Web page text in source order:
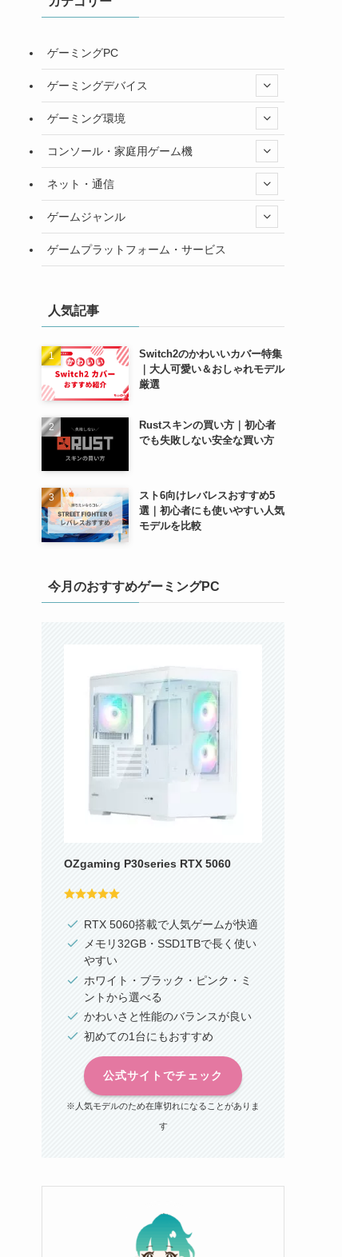
ゲーミングPC
ゲーミングデバイス
ゲーミング環境
コンソール・家庭用ゲーム機
ネット・通信
ゲームジャンル
ゲームプラットフォーム・サービス
人気記事
Switch2のかわいいカバー特集
｜大人可愛い＆おしゃれモデル
厳選
Rustスキンの買い方｜初心者
でも失敗しない安全な買い方
スト6向けレバレスおすすめ5
選｜初心者にも使いやすい人気
モデルを比較
今月のおすすめゲーミングPC
OZgaming P30series RTX 5060
RTX 5060搭載で人気ゲームが快適
メモリ32GB・SSD1TBで長く使い
やすい
ホワイト・ブラック・ピンク・ミ
ントから選べる
かわいさと性能のバランスが良い
初めての1台にもおすすめ
公式サイトでチェック
※人気モデルのため在庫切れになることがありま
す